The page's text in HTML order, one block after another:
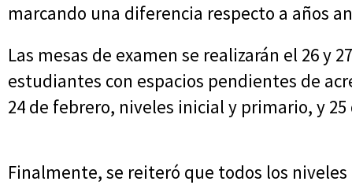
marcando una diferencia respecto a años
Las mesas de examen se realizarán el 26 y
estudiantes con espacios pendientes de
24 de febrero, niveles inicial y primario, y
Finalmente, se reiteró que todos los